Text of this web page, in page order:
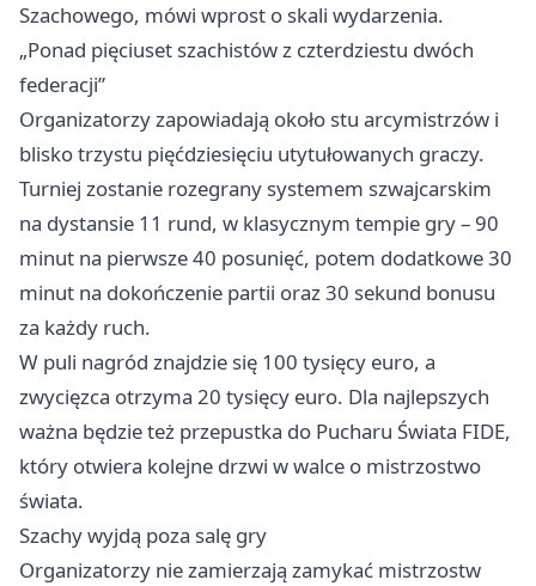
Szachowego, mówi wprost o skali wydarzenia.
„Ponad pięciuset szachistów z czterdziestu dwóch
federacji”
Organizatorzy zapowiadają około stu arcymistrzów i
blisko trzystu pięćdziesięciu utytułowanych graczy.
Turniej zostanie rozegrany systemem szwajcarskim
na dystansie 11 rund, w klasycznym tempie gry – 90
minut na pierwsze 40 posunięć, potem dodatkowe 30
minut na dokończenie partii oraz 30 sekund bonusu
za każdy ruch.
W puli nagród znajdzie się 100 tysięcy euro, a
zwycięzca otrzyma 20 tysięcy euro. Dla najlepszych
ważna będzie też przepustka do Pucharu Świata FIDE,
który otwiera kolejne drzwi w walce o mistrzostwo
świata.
Szachy wyjdą poza salę gry
Organizatorzy nie zamierzają zamykać mistrzostw